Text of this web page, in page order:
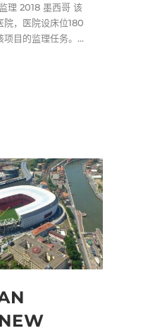
理 2018 墨西哥 该
院，医院设床位180
目的监理任务。...